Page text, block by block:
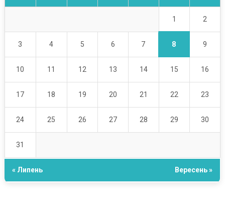
1 2
3 4 5 6 7 8 9
10 11 12 13 14 15 16
17 18 19 20 21 22 23
24 25 26 27 28 29 30
31
« Липень Вересень »